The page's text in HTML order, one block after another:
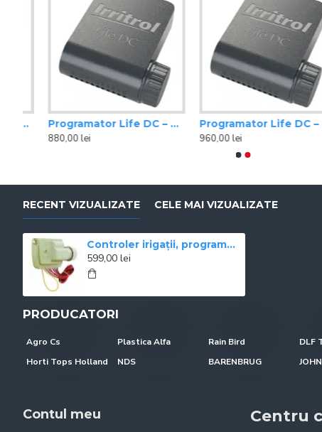
Programator Life DC – 4 zone, BLUETOOTH, 9 V Irritrol
880,00 lei
Programator Life DC – 6 zone, BLUETOOTH, 9 V Irritrol
960,00 lei
Programator – Controler ESP, 1 zonă, 9 V Rain Bird
410,00 lei 477,90 lei
Programator – Controler
699,00 lei 813,00 lei
RECENT VIZUALIZATE CELE MAI VIZUALIZATE
Controler irigații, programabil prin smartphone cu tehnologie BLUETOOTH, 2 zone, 9 V
599,00 lei
PRODUCATORI
Agro Cs Plastica Alfa Rain Bird DLF
Horti Tops Holland
NDS BARENBRUG
Contul meu Centru